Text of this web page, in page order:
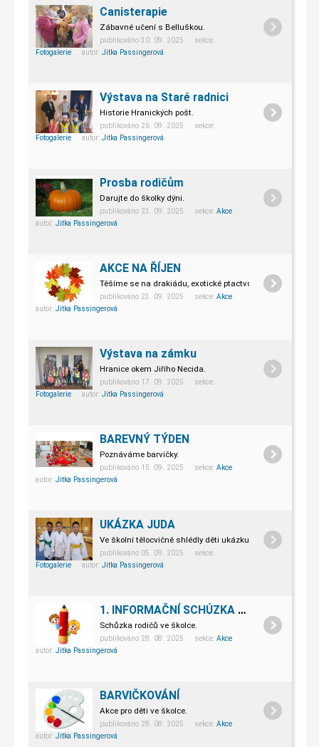
Canisterapie
Zábavné učení s Belluškou.
publikováno 30. 09. 2025 sekce:
Fotogalerie autor: Jitka Passingerová
Výstava na Staré radnici
Historie Hranických pošt.
publikováno 26. 09. 2025 sekce:
Fotogalerie autor: Jitka Passingerová
Prosba rodičům
Darujte do školky dýni.
publikováno 23. 09. 2025 sekce: Akce
autor: Jitka Passingerová
AKCE NA ŘÍJEN
Těšíme se na drakiádu, exotické ptactvo a Halloween.
publikováno 23. 09. 2025 sekce: Akce
autor: Jitka Passingerová
Výstava na zámku
Hranice okem Jiřího Necida.
publikováno 17. 09. 2025 sekce:
Fotogalerie autor: Jitka Passingerová
BAREVNÝ TÝDEN
Poznáváme barvičky.
publikováno 15. 09. 2025 sekce: Akce
autor: Jitka Passingerová
UKÁZKA JUDA
Ve školní tělocvičně shlédly děti ukázku juda.
publikováno 05. 09. 2025 sekce:
Fotogalerie autor: Jitka Passingerová
1. INFORMAČNÍ SCHŮZKA S RODIČI
Schůzka rodičů ve školce.
publikováno 28. 08. 2025 sekce: Akce
autor: Jitka Passingerová
BARVIČKOVÁNÍ
Akce pro děti ve školce.
publikováno 28. 08. 2025 sekce: Akce
autor: Jitka Passingerová